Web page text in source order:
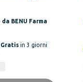
della
da BENU Farma
Gratis in 3 giorni